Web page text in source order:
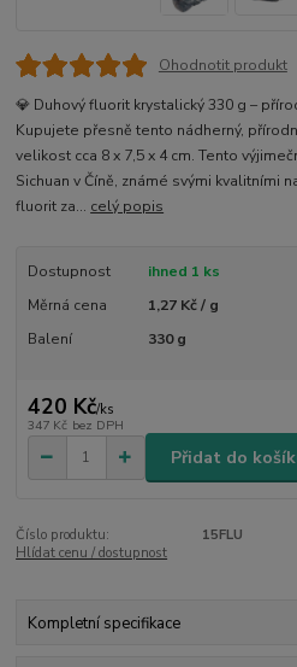
Ohodnotit produkt
💎 Duhový fluorit krystalický 330 g –
Kupujete přesně tento nádherný,
velikost cca 8 x 7,5 x 4 cm. Tento
Sichuan v Číně, známé svými kvalitními
fluorit za... celý popis
Dostupnost
ihned 1 ks
Měrná cena
1,27 Kč / g
Balení
330 g
420 Kč/ks
347 Kč bez DPH
Přidat do
Číslo produktu:
15FLU
Hlídat cenu / dostupnost
Kompletní specifikace